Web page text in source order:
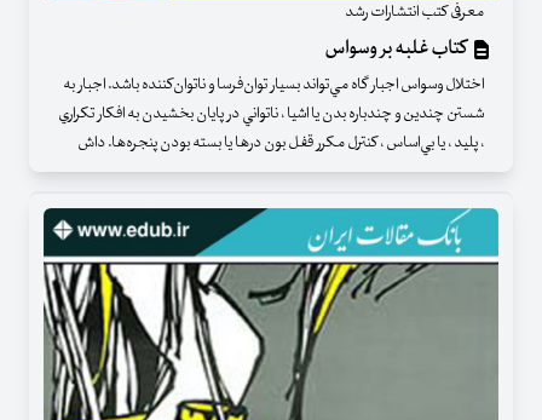
معرفی کتب انتشارات رشد
کتاب غلبه بر وسواس
اختلال وسواس اجبار گاه مي‌تواند بسيار توان‌فرسا و ناتوان‌كننده باشد. اجبار به
شستن چندين و چندباره بدن يا اشيا ، ناتواني در پايان بخشيدن به افكار تكراري
، پليد ، يا بي‌اساس ، كنترل مكرر قفل بون درها يا بسته بودن پنجره‌ها. داش